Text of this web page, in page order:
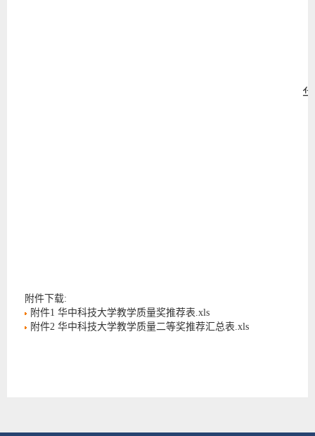
附件下载:
附件1 华中科技大学教学质量奖推荐表.xls
附件2 华中科技大学教学质量二等奖推荐汇总表.xls